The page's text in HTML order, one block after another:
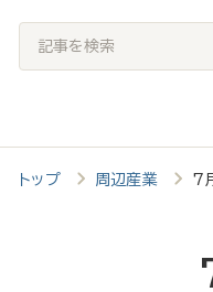
記
事
検
索
トップ 周辺産業 7